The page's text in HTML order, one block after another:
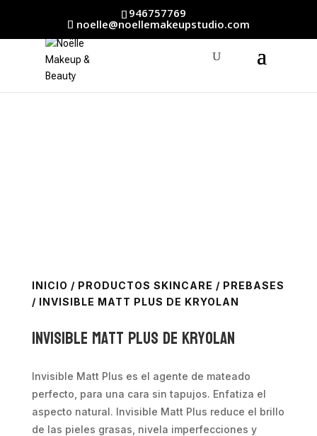
946757769
noelle@noellemakeupstudio.com
INICIO / PRODUCTOS SKINCARE / PREBASES
/ INVISIBLE MATT PLUS DE KRYOLAN
Invisible Matt Plus de Kryolan
Invisible Matt Plus es el agente de mateado
perfecto, para una cara sin tapujos. Enfatiza el
aspecto natural. Invisible Matt Plus reduce el brillo
de las pieles grasas, nivela imperfecciones y